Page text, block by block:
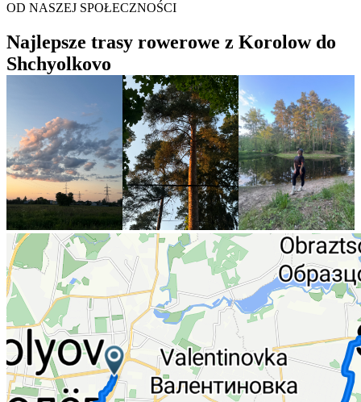
OD NASZEJ SPOŁECZNOŚCI
Najlepsze trasy rowerowe z Korolow do
Shchyolkovo